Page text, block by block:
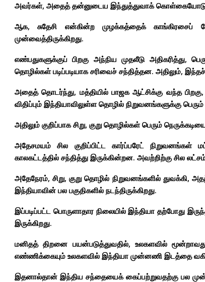
அவர்கள், அதைத் தன்னுடைய இந்துத்துவாக் கொள்கையோடு
ஆக, சுதேசி என்கின்ற முழக்கத்தைக்
முன்வைத்திருக்கிறது.
எண்பதுகளுக்குப் பிறகு அந்நிய முதலீடு
தொழில்கள் படிப்படியாக சரிவைச் சந்தித்தன. அதிலும்,
அதைத் தொடர்ந்து, மத்தியில்பாஜகஆட்சிக்கு வந்த
விதிப்பும் இந்தியாவிலுள்ள தொழில் நிறுவனங்களுக்கு பெரும்
அதிலும் குறிப்பாக சிறு, குறு தொழில்கள் பெரும்
அதேசமயம் சில குறிப்பிட்ட கார்ப்பரேட்
காலகட்டத்தில் சந்தித்து இருக்கின்றன. அவற்றிற்கு சில
அதேநேரம், சிறு, குறு தொழில் நிறுவனங்களில் துவக்கி,
இந்தியாவின் பல பகுதிகளில் நடந்திருக்கிறது.
இப்படிப்பட்ட பொருளாதார நிலையில் இந்தியா தற்போது
இருக்கிறது.
மனிதத் திறனை பயன்படுத்துவதில், உலகளவில்
எண்ணிக்கையும் உலகளவில் இந்தியா முன்னணி இடத்தை
இதனால்தான் இந்திய சந்தையைக் கைப்பற்றுவதற்கு பல